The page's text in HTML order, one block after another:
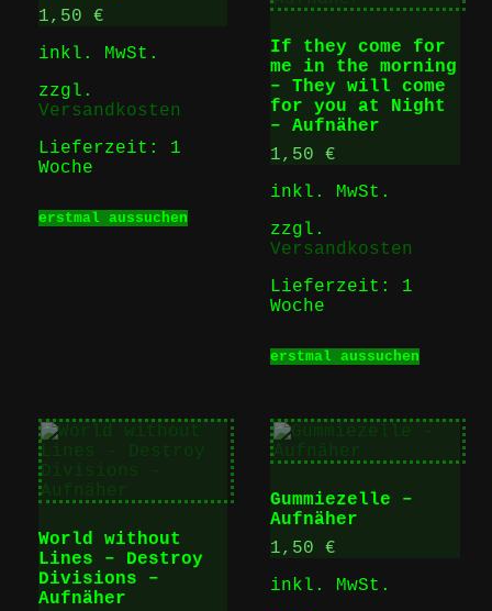
1,50 €
inkl. MwSt.
zzgl.
Versandkosten
Lieferzeit: 1
Woche
erstmal aussuchenProdukt
Varianten
Produktseite
gewählt
werden
If they come for
me in the morning
– They will come
for you at Night
– Aufnäher
1,50€
inkl. MwSt.
zzgl.
Versandkosten
Lieferzeit: 1
Woche
erstmal aussuchenProdukt
auf.
Die
World without
Lines – Destroy
Divisions –
Aufnäher
Gummiezelle –
Aufnäher
1,50€
inkl. MwSt.